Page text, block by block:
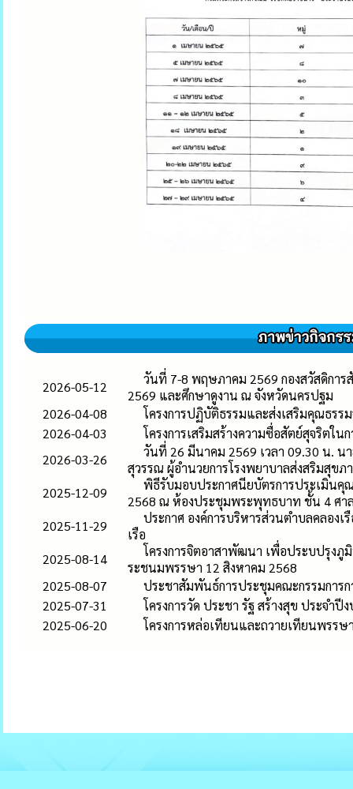
2026-05-12
วันที่ 7-8 พฤษภาคม 2569 กองสวัสดิกา
2569 และศึกษาดูงาน ณ จังหวัดนครปฐม
2026-04-08
โครงการปฏิบัติธรรมและส่งเสริมคุณธร
2026-04-03
โครงการเสริมสร้างความซื่อสัตย์สุจริตใ
2026-03-26
วันที่ 26 มีนาคม 2569 เวลา 09.30 น. น
สุวรรณ ผู้อำนวยการโรงพยาบาลส่งสริมสุข
2025-12-09
พิธีรับมอบประกาศนียบัตรการประเมินคุ
2568 ณ ห้องประชุมพระพุทธบาท ชั้น 4 ศาล
2025-11-29
ประกาศ องค์การบริหารส่วนตำบลคลอง
เรือ
2025-08-14
โครงการจิตอาสาพัฒนา เพื่อประบปรุงภู
ระชนมพรรษา 12 สิงหาคม 2568
2025-08-07
ประชาสัมพันธ์การประชุมคณะกรรมการ
2025-07-31
โครงการวัด ประชา รัฐ สร้างสุข ประจำ
2025-06-20
โครงการหล่อเทียนและถวายเทียนพรร